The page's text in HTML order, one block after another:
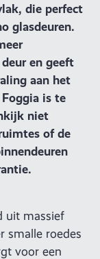
die perfect
glasdeuren.
en geeft
aan het
is te
niet
of de
uit massief
smalle roedes
voor een